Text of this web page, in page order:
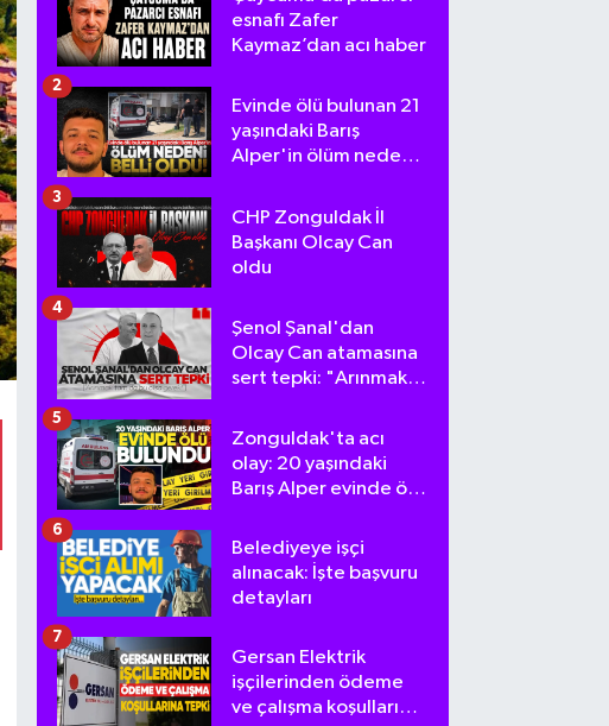
esnafı Zafer
Kaymaz’dan acı haber
Evinde ölü bulunan 21
yaşındaki Barış
Alper'in ölüm nedeni
2
CHP Zonguldak İl
Başkanı Olcay Can
oldu
3
Şenol Şanal'dan
Olcay Can atamasına
sert tepki: "Arınmak
gerek!"
4
Zonguldak'ta acı
olay: 20 yaşındaki
Barış Alper evinde ölü
5
Belediyeye işçi
alınacak: İşte başvuru
detayları
6
Gersan Elektrik
işçilerinden ödeme
ve çalışma koşullarına
7